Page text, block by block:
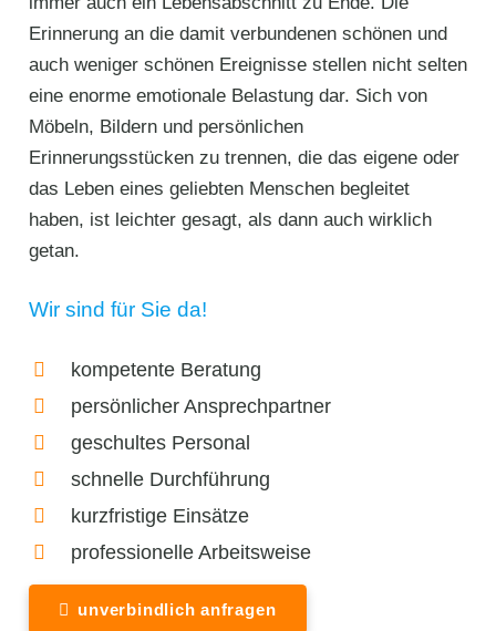
Erinnerung an die damit verbundenen schönen und
auch weniger schönen Ereignisse stellen nicht selten
eine enorme emotionale Belastung dar. Sich von
Möbeln, Bildern und persönlichen
Erinnerungsstücken zu trennen, die das eigene oder
das Leben eines geliebten Menschen begleitet
haben, ist leichter gesagt, als dann auch wirklich
getan.
Wir sind für Sie da!
kompetente Beratung
persönlicher Ansprechpartner
geschultes Personal
schnelle Durchführung
kurzfristige Einsätze
professionelle Arbeitsweise
unverbindlich anfragen